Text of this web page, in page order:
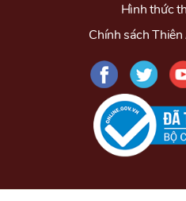
Hình thức
Chính sách